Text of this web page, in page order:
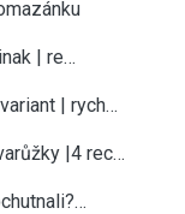
| re…
| rych…
|4 rec…